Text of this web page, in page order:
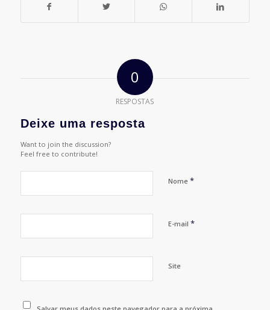
0
RESPOSTAS
Deixe uma resposta
Want to join the discussion?
Feel free to contribute!
Nome *
E-mail *
Site